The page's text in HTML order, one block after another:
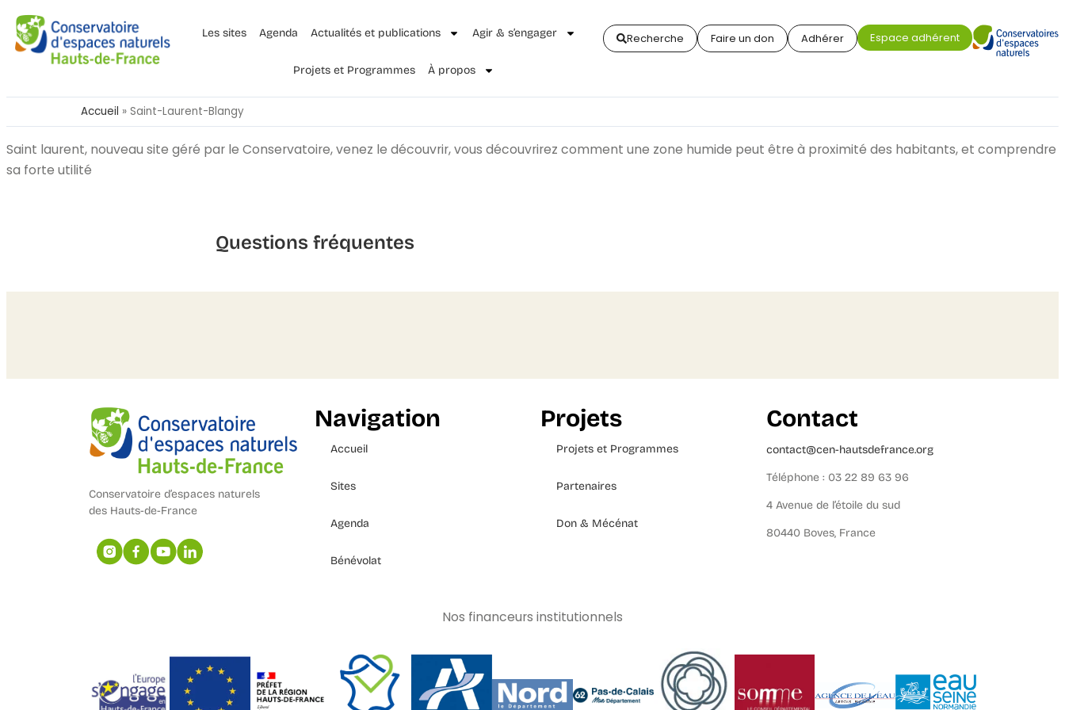
Les sites Agenda Actualités et publications Agir & s’engager
Projets et Programmes À propos
Recherche Faire un don Adhérer Espace adhérent
Accueil » Saint-Laurent-Blangy
Saint laurent, nouveau site géré par le Conservatoire, venez le découvrir, vous découvrirez comment une zone humide peut être à proximité des habitants, et comprendre
sa forte utilité
Questions fréquentes
Conservatoire d’espaces naturels
des Hauts-de-France
Navigation
Accueil
Sites
Agenda
Bénévolat
Projets
Projets et Programmes
Partenaires
Don & Mécénat
Contact
contact@cen-hautsdefrance.org
Téléphone : 03 22 89 63 96
4 Avenue de l’étoile du sud
80440 Boves, France
Nos financeurs institutionnels